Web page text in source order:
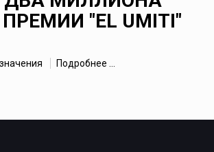
"ЕL UMITI"
Подробнее ...